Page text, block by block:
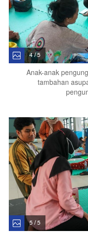
4 / 5
Anak-anak
tambahan
5 / 5